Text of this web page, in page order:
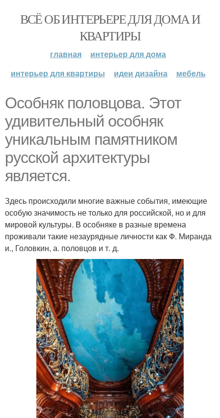
ВСЁ ОБ ИНТЕРЬЕРЕ ДЛЯ ДОМА И
КВАРТИРЫ
главная
интерьер для дома
интерьер для квартиры
идеи дизайна мебель
Особняк половцова. Этот
удивительный особняк
уникальным памятником
русской архитектуры
является.
Здесь происходили многие важные события, имеющие
особую значимость не только для российской, но и для
мировой культуры. В особняке в разные времена
проживали такие незаурядные личности как Ф. Миранда
и., Головкин, а. половцов и т. д.